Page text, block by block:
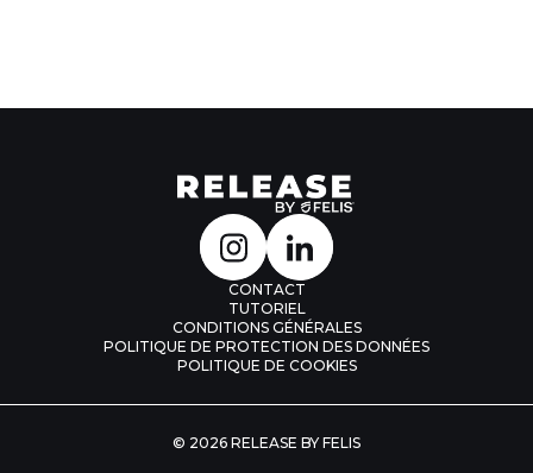
CONTACT
TUTORIEL
CONDITIONS GÉNÉRALES
POLITIQUE DE PROTECTION DES DONNÉES
POLITIQUE DE COOKIES
© 2026 RELEASE BY FELIS